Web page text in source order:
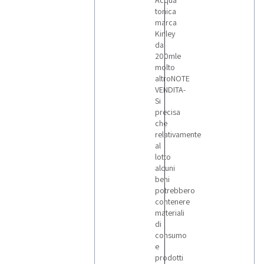
tonica
marca
Kinley
da
200mle
molto
altroNOTE
VENDITA-
Si
precisa
che
relativamente
al
lotto
alcuni
beni
potrebbero
contenere
materiali
di
consumo
e
prodotti